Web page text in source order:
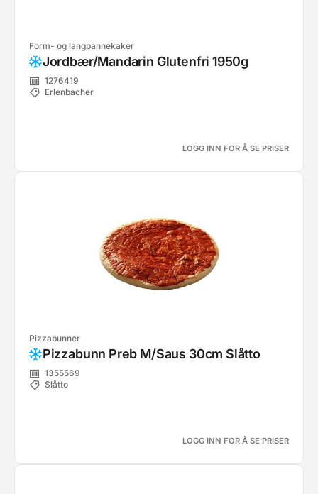
Form- og langpannekaker
Jordbær/Mandarin Glutenfri 1950g
1276419
Erlenbacher
LOGG INN FOR Å SE PRISER
Pizzabunner
Pizzabunn Preb M/Saus 30cm Slåtto
1355569
Slåtto
LOGG INN FOR Å SE PRISER